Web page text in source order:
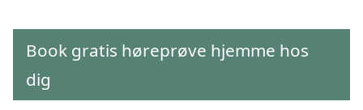
Book gratis høreprøve hjemme hos
dig